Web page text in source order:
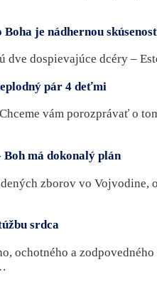
je nádhernou
dve dospievajúce dcéry –
pár 4 deťmi
vám porozprávať o
má dokonalý plán
zborov vo Vojvodine,
srdca
ochotného a